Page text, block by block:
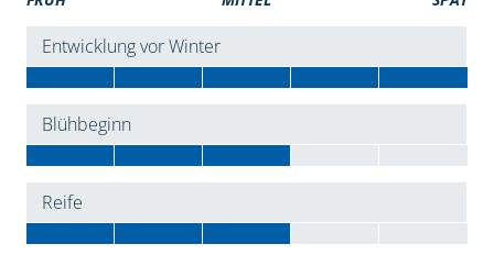
Entwicklung vor Winter
Blühbeginn
Reife